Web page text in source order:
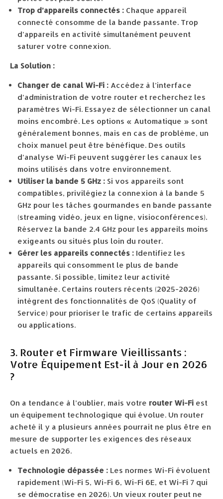
Trop d’appareils connectés : Chaque appareil
connecté consomme de la bande passante. Trop
d’appareils en activité simultanément peuvent
saturer votre connexion.
La Solution :
Changer de canal Wi-Fi : Accédez à l’interface
d’administration de votre router et recherchez les
paramètres Wi-Fi. Essayez de sélectionner un canal
moins encombré. Les options « Automatique » sont
généralement bonnes, mais en cas de problème, un
choix manuel peut être bénéfique. Des outils
d’analyse Wi-Fi peuvent suggérer les canaux les
moins utilisés dans votre environnement.
Utiliser la bande 5 GHz : Si vos appareils sont
compatibles, privilégiez la connexion à la bande 5
GHz pour les tâches gourmandes en bande passante
(streaming vidéo, jeux en ligne, visioconférences).
Réservez la bande 2.4 GHz pour les appareils moins
exigeants ou situés plus loin du router.
Gérer les appareils connectés : Identifiez les
appareils qui consomment le plus de bande
passante. Si possible, limitez leur activité
simultanée. Certains routers récents (2025-2026)
intègrent des fonctionnalités de QoS (Quality of
Service) pour prioriser le trafic de certains appareils
ou applications.
3. Router et Firmware Vieillissants :
Votre Équipement Est-il à Jour en 2026
?
On a tendance à l’oublier, mais votre router Wi-Fi est
un équipement technologique qui évolue. Un router
acheté il y a plusieurs années pourrait ne plus être en
mesure de supporter les exigences des réseaux
actuels en 2026.
Technologie dépassée : Les normes Wi-Fi évoluent
rapidement (Wi-Fi 5, Wi-Fi 6, Wi-Fi 6E, et Wi-Fi 7 qui
se démocratise en 2026). Un vieux router peut ne